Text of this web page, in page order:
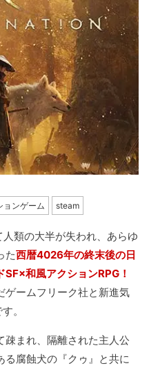
ョンゲーム steam
類の大半が失われ、あらゆ
た西暦4026年の終末後の日
和風アクションRPG！
ゲームフリーク社と新進気
。
疎まれ、隔離された主人公
る腐蝕犬の『クゥ』と共に